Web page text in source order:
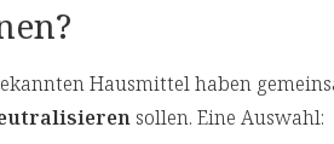
Hausmittel haben
sollen. Eine Auswahl: